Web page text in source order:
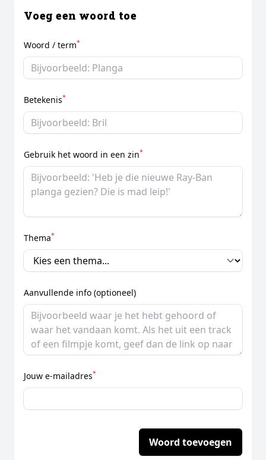
Voeg een woord toe
Woord / term*
Betekenis*
Gebruik het woord in een zin*
Thema*
Aanvullende info (optioneel)
Jouw e-mailadres*
Woord toevoegen